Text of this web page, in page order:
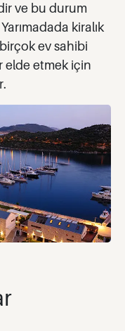
ve bu durum
kiralık
ev sahibi
elde etmek için